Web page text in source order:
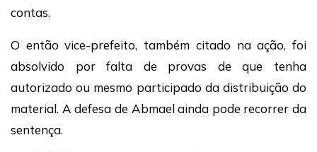
contas.
O então vice-prefeito, também citado na ação, foi
absolvido por falta de provas de que tenha
autorizado ou mesmo participado da distribuição do
material. A defesa de Abmael ainda pode recorrer da
sentença.